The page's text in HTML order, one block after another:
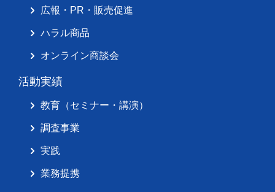
広報・PR・販売促進
ハラル商品
オンライン商談会
活動実績
教育（セミナー・講演）
調査事業
実践
業務提携